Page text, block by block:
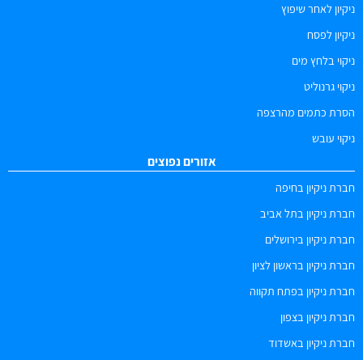
ניקיון לאחר שיפוץ
ניקיון לפסח
ניקוי בלחץ מים
ניקוי גרנוליט
הסרת כתמים מהרצפה
ניקוי עובש
אזורים נפוצים
חברת ניקיון בחיפה
חברת ניקיון בתל אביב
חברת ניקיון בירושלים
חברת ניקיון בראשון לציון
חברת ניקיון בפתח תקווה
חברת ניקיון בצפון
חברת ניקיון באשדוד